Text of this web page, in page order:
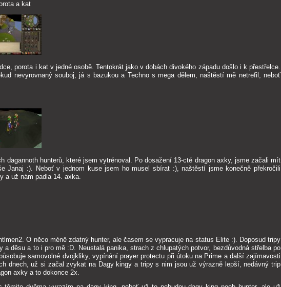
a kat
porota i kat v jedné osobě. Tentokrát jako v dobách divokého západu došlo i k přestřelce.
nevyrovnaný souboj, já s bazukou a Techno s mega dělem, naštěstí mě netrefil, neboť
dagannoth hunterů, které jsem vytrénoval. Po dosažení 13-cté dragon axky, jsme začali mít
Janaj :). Neboť v jednom kuse jsem ho musel sbírat :), naštěstí jsme konečně překročili
a už nám padla 14. axka.
O něco méně zdatný hunter, ale časem se vypracuje na status Elite :). Doposud tripy
a děsu a to i pro mě :D. Neustalá panika, strach z chlupatých potvor, bezdůvodná střelba po
samovolné dvojkliky, vypínání prayer protectu při útoku na Prime a další zajímavosti
dnech, už si začal zvykat na Dagy kingy a tripy s nim jsou už výrazně lepší, nedávný trip
axky a to dokonce 2x.